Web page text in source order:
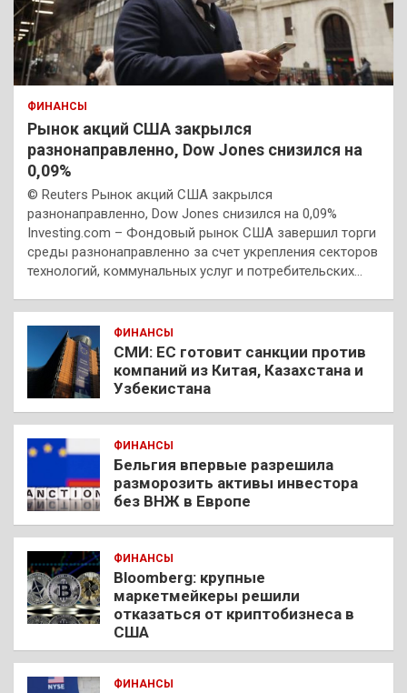
ФИНАНСЫ
Рынок акций США закрылся
разнонаправленно, Dow Jones снизился на
0,09%
© Reuters Рынок акций США закрылся
разнонаправленно, Dow Jones снизился на 0,09%
Investing.com – Фондовый рынок США завершил торги
среды разнонаправленно за счет укрепления секторов
технологий, коммунальных услуг и потребительских…
ФИНАНСЫ
СМИ: ЕС готовит санкции против
компаний из Китая, Казахстана и
Узбекистана
ФИНАНСЫ
Бельгия впервые разрешила
разморозить активы инвестора
без ВНЖ в Европе
ФИНАНСЫ
Bloomberg: крупные
маркетмейкеры решили
отказаться от криптобизнеса в
США
ФИНАНСЫ